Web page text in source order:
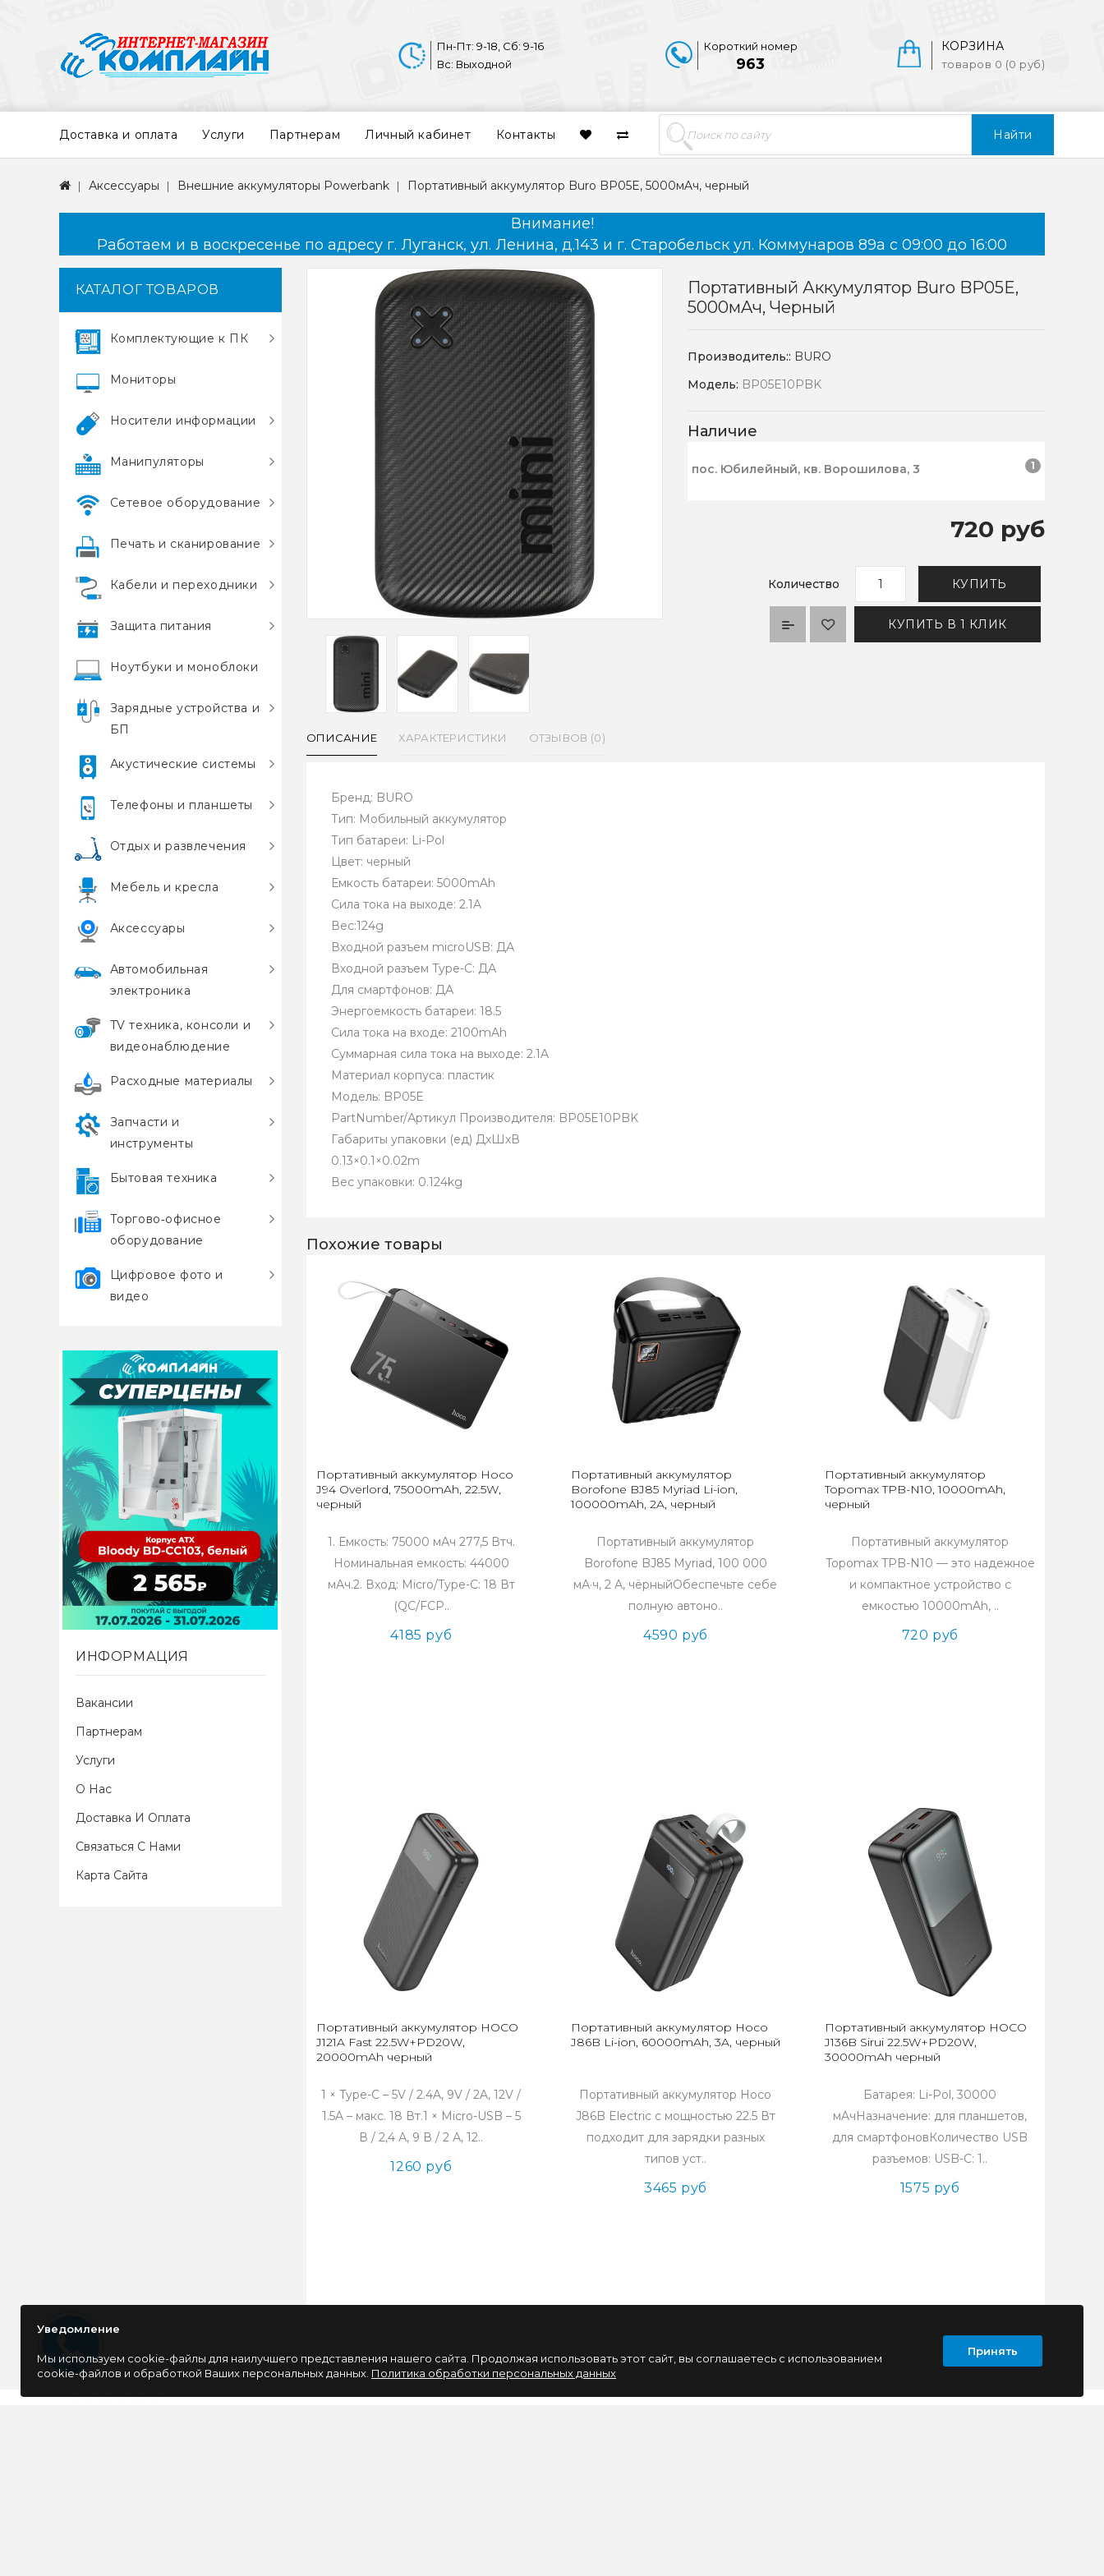
Найти
КОРЗИНА
товаров 0 (0 руб)
Короткий номер
963
Пн-Пт: 9-18, Сб: 9-16
Вс: Выходной
Доставка и оплата Услуги Партнерам Личный кабинет Контакты
Аксессуары Внешние аккумуляторы Powerbank Портативный аккумулятор Buro BP05E, 5000мAч, черный
Внимание!
Работаем и в воскресенье по адресу г. Луганск, ул. Ленина, д.143 и г. Старобельск ул. Коммунаров 89а с 09:00 до 16:00
КАТАЛОГ ТОВАРОВ
Комплектующие к ПК
Мониторы
Носители информации
Манипуляторы
Сетевое оборудование
Печать и сканирование
Кабели и переходники
Защита питания
Ноутбуки и моноблоки
Зарядные устройства и
БП
Акустические системы
Телефоны и планшеты
Отдых и развлечения
Мебель и кресла
Аксессуары
Автомобильная
электроника
TV техника, консоли и
видеонаблюдение
Расходные материалы
Запчасти и
инструменты
Бытовая техника
Торгово‑офисное
оборудование
Цифровое фото и
видео
ИНФОРМАЦИЯ
Вакансии
Партнерам
Услуги
О Нас
Доставка И Оплата
Связаться С Нами
Карта Сайта
Портативный Аккумулятор Buro BP05E,
5000мAч, Черный
Производитель:: BURO
Модель: BP05E10PBK
Наличие
пос. Юбилейный, кв. Ворошилова, 3 1
720 руб
Количество КУПИТЬ
КУПИТЬ В 1 КЛИК
ОПИСАНИЕ ХАРАКТЕРИСТИКИ ОТЗЫВОВ (0)
Бренд: BURO
Тип: Мобильный аккумулятор
Тип батареи: Li-Pol
Цвет: черный
Емкость батареи: 5000mAh
Сила тока на выходе: 2.1A
Вес:124g
Входной разъем microUSB: ДА
Входной разъем Type-C: ДА
Для смартфонов: ДА
Энергоемкость батареи: 18.5
Сила тока на входе: 2100mAh
Суммарная сила тока на выходе: 2.1A
Материал корпуса: пластик
Модель: BP05E
PartNumber/Артикул Производителя: BP05E10PBK
Габариты упаковки (ед) ДхШхВ
0.13×0.1×0.02m
Вес упаковки: 0.124kg
Похожие товары
Портативный аккумулятор Hoco
J94 Overlord, 75000mAh, 22.5W,
черный
1. Емкость: 75000 мАч 277,5 Втч.
Номинальная емкость: 44000
мАч.2. Вход: Micro/Type-C: 18 Вт
(QC/FCP..
4185 руб
Портативный аккумулятор
Borofone BJ85 Myriad Li-ion,
100000mAh, 2A, черный
Портативный аккумулятор
Borofone BJ85 Myriad, 100 000
мА·ч, 2 А, чёрныйОбеспечьте себе
полную автоно..
4590 руб
Портативный аккумулятор
Topomax TPB-N10, 10000mAh,
черный
Портативный аккумулятор
Topomax TPB-N10 — это надежное
и компактное устройство с
емкостью 10000mAh, ..
720 руб
Портативный аккумулятор HOCO
J121A Fast 22.5W+PD20W,
20000mAh черный
1 × Type-C – 5V / 2.4A, 9V / 2A, 12V /
1.5A – макс. 18 Вт.1 × Micro-USB – 5
В / 2,4 А, 9 В / 2 А, 12..
1260 руб
Портативный аккумулятор Hoco
J86B Li-ion, 60000mAh, 3A, черный
Портативный аккумулятор Hoco
J86B Electric с мощностью 22.5 Вт
подходит для зарядки разных
типов уст..
3465 руб
Портативный аккумулятор HOCO
J136B Sirui 22.5W+PD20W,
30000mAh черный
Батарея: Li-Pol, 30000
мAчНазначение: для планшетов,
для смартфоновКоличество USB
разъемов: USB-C: 1..
1575 руб
Уведомление
Мы используем cookie-файлы для наилучшего представления нашего сайта. Продолжая использовать этот сайт, вы соглашаетесь с использованием
cookie-файлов и обработкой Ваших персональных данных. Политика обработки персональных данных
Принять